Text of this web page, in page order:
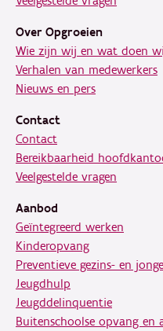
Over Opgroeien
Wie zijn wij en wat doen
Verhalen van medewerkers
Nieuws en pers
Contact
Contact
Bereikbaarheid
Veelgestelde vragen
Aanbod
Geïntegreerd werken
Kinderopvang
Preventieve gezins- en
Jeugdhulp
Jeugddelinquentie
Buitenschoolse opvang en